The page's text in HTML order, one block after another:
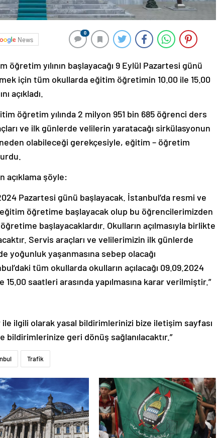
News
0
öğretim yılının başlayacağı 9 Eylül Pazartesi günü
için tüm okullarda eğitim öğretimin 10.00 ile 15.00
açıkladı.
öğretim yılında 2 milyon 951 bin 685 öğrenci ders
ve ilk günlerde velilerin yaratacağı sirkülasyonun
olabileceği gerekçesiyle, eğitim – öğretim
açıklama şöyle:
Pazartesi günü başlayacak. İstanbul’da resmi ve
eğitim öğretime başlayacak olup bu öğrencilerimizden
başlayacaklardır. Okulların açılmasıyla birlikte
Servis araçları ve velilerimizin ilk günlerde
yoğunluk yaşanmasına sebep olacağı
tüm okullarda okulların açılacağı 09.09.2024
saatleri arasında yapılmasına karar verilmiştir.”
ilgili olarak yasal bildirimlerinizi bize iletişim sayfası
geri dönüş sağlanılacaktır.”
Trafik